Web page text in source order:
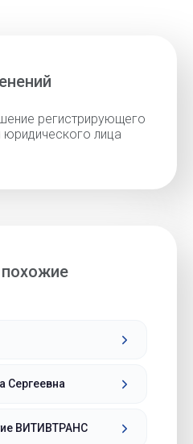
регистрирующего
юридического лица
Сергеевна
ВИТИВТРАНС